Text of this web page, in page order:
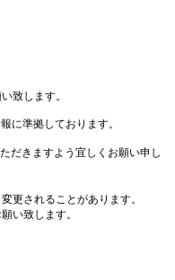
致します。
に準拠しております。
だきますよう宜しくお願い申し
更されることがあります。
い致します。